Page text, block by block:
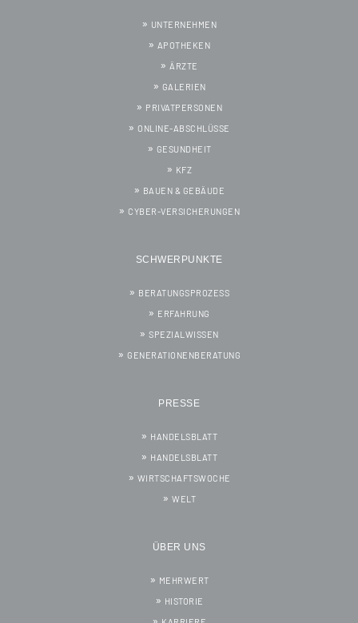
UNTERNEHMEN
APOTHEKEN
ÄRZTE
GALERIEN
PRIVATPERSONEN
ONLINE-ABSCHLÜSSE
GESUNDHEIT
KFZ
BAUEN & GEBÄUDE
CYBER-VERSICHERUNGEN
SCHWERPUNKTE
BERATUNGSPROZESS
ERFAHRUNG
SPEZIALWISSEN
GENERATIONENBERATUNG
PRESSE
HANDELSBLATT
HANDELSBLATT
WIRTSCHAFTSWOCHE
WELT
ÜBER UNS
MEHRWERT
HISTORIE